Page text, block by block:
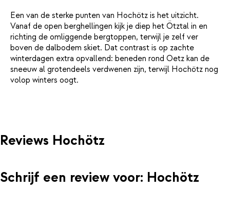
Een van de sterke punten van Hochötz is het uitzicht.
Vanaf de open berghellingen kijk je diep het Ötztal in en
richting de omliggende bergtoppen, terwijl je zelf ver
boven de dalbodem skiet. Dat contrast is op zachte
winterdagen extra opvallend: beneden rond Oetz kan de
sneeuw al grotendeels verdwenen zijn, terwijl Hochötz nog
volop winters oogt.
Reviews Hochötz
Schrijf een review voor: Hochötz